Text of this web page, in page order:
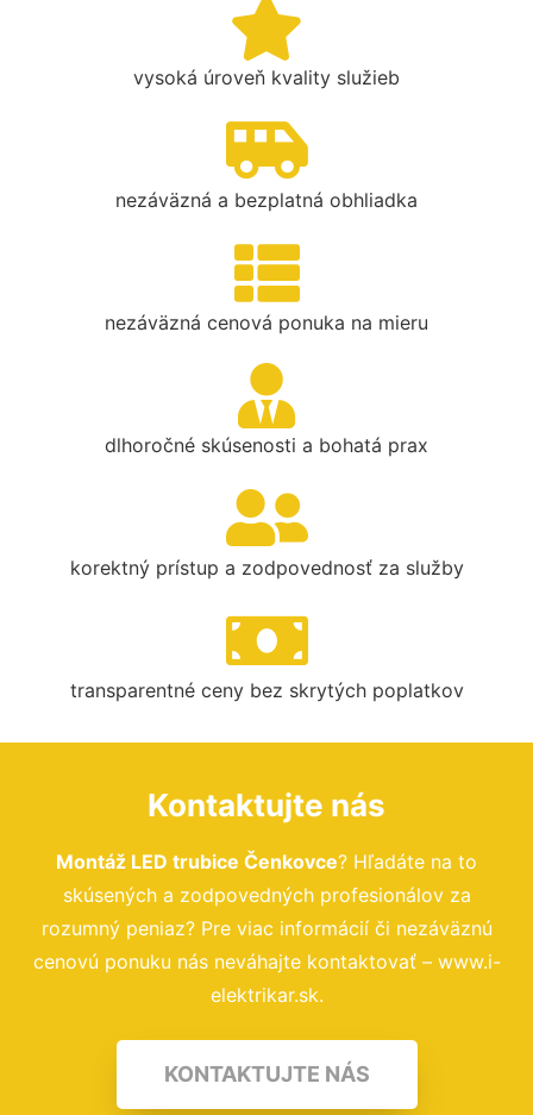
vysoká úroveň kvality služieb
nezáväzná a bezplatná obhliadka
nezáväzná cenová ponuka na mieru
dlhoročné skúsenosti a bohatá prax
korektný prístup a zodpovednosť za služby
transparentné ceny bez skrytých poplatkov
Kontaktujte nás
Montáž LED trubice Čenkovce? Hľadáte na to
skúsených a zodpovedných profesionálov za
rozumný peniaz? Pre viac informácií či nezáväznú
cenovú ponuku nás neváhajte kontaktovať – www.i-
elektrikar.sk.
KONTAKTUJTE NÁS